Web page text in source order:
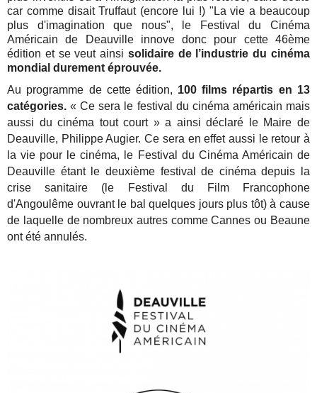
car comme disait Truffaut (encore lui !) "La vie a beaucoup
plus d'imagination que nous", le Festival du Cinéma
Américain de Deauville innove donc pour cette 46ème
édition et se veut ainsi solidaire de l’industrie du cinéma
mondial durement éprouvée.
Au programme de cette édition, 100 films répartis en 13
catégories. « Ce sera le festival du cinéma américain mais
aussi du cinéma tout court » a ainsi déclaré le Maire de
Deauville, Philippe Augier. Ce sera en effet aussi le retour à
la vie pour le cinéma, le Festival du Cinéma Américain de
Deauville étant le deuxième festival de cinéma depuis la
crise sanitaire (le Festival du Film Francophone
d'Angoulême ouvrant le bal quelques jours plus tôt) à cause
de laquelle de nombreux autres comme Cannes ou Beaune
ont été annulés.